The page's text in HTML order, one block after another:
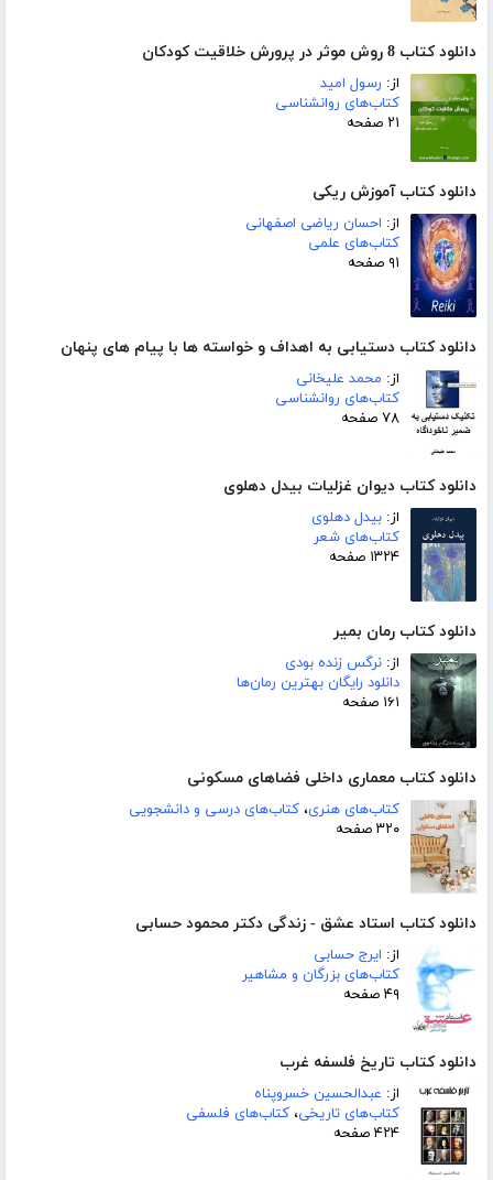
دانلود کتاب 8 روش موثر در پرورش خلاقیت کودکان
از: رسول امید
کتاب‌های روانشناسی
۲۱ صفحه
دانلود کتاب آموزش ریکی
از: احسان ریاضی اصفهانی
کتاب‌های علمی
۹۱ صفحه
دانلود کتاب دستیابی به اهداف و خواسته ها با پیام های پنهان
از: محمد علیخانی
کتاب‌های روانشناسی
۷۸ صفحه
دانلود کتاب دیوان غزلیات بیدل دهلوی
از: بیدل دهلوی
کتاب‌های شعر
۱۳۲۴ صفحه
دانلود کتاب رمان بمیر
از: نرگس زنده بودی
دانلود رایگان بهترین رمان‌ها
۱۶۱ صفحه
دانلود کتاب معماری داخلی فضاهای مسکونی
کتاب‌های هنری، کتاب‌های درسی و دانشجویی
۳۲۰ صفحه
دانلود کتاب استاد عشق - زندگی دکتر محمود حسابی
از: ایرج حسابی
کتاب‌های بزرگان و مشاهیر
۴۹ صفحه
دانلود کتاب تاریخ فلسفه غرب
از: عبدالحسین خسروپناه
کتاب‌های تاریخی، کتاب‌های فلسفی
۴۲۴ صفحه